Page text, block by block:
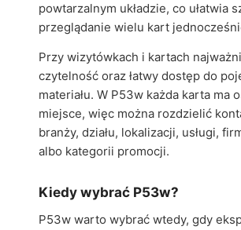
powtarzalnym układzie, co ułatwia
przeglądanie wielu kart
Przy wizytówkach i kartach
czytelność oraz łatwy dostęp do
materiału. W P53w każda karta ma
miejsce, więc można rozdzielić
branży, działu, lokalizacji, usługi,
albo kategorii promocji.
Kiedy wybrać P53w?
P53w warto wybrać wtedy, gdy